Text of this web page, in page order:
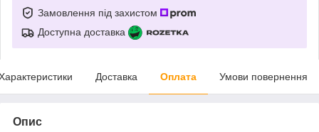
Замовлення під захистом
Доступна доставка
Доставка Оплата Умови повернення
Опис